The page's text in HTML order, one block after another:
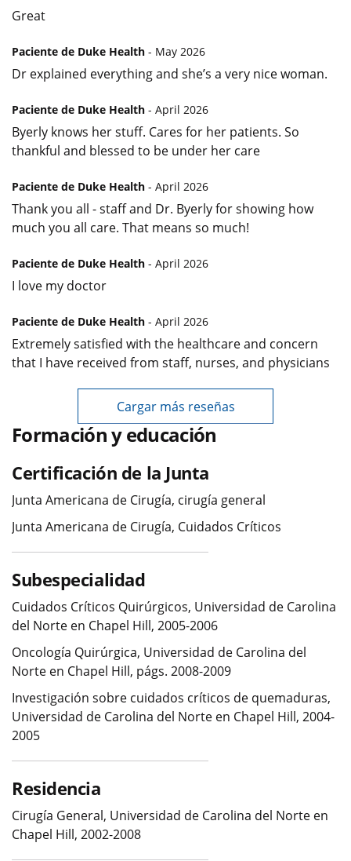
Great
Paciente de Duke Health - May 2026
Dr explained everything and she’s a very nice woman.
Paciente de Duke Health - April 2026
Byerly knows her stuff. Cares for her patients. So
thankful and blessed to be under her care
Paciente de Duke Health - April 2026
Thank you all - staff and Dr. Byerly for showing how
much you all care. That means so much!
Paciente de Duke Health - April 2026
I love my doctor
Paciente de Duke Health - April 2026
Extremely satisfied with the healthcare and concern
that I have received from staff, nurses, and physicians
Cargar más reseñas
Formación y educación
Certificación de la Junta
Junta Americana de Cirugía, cirugía general
Junta Americana de Cirugía, Cuidados Críticos
Subespecialidad
Cuidados Críticos Quirúrgicos, Universidad de Carolina
del Norte en Chapel Hill, 2005-2006
Oncología Quirúrgica, Universidad de Carolina del
Norte en Chapel Hill, págs. 2008-2009
Investigación sobre cuidados críticos de quemaduras,
Universidad de Carolina del Norte en Chapel Hill, 2004-
2005
Residencia
Cirugía General, Universidad de Carolina del Norte en
Chapel Hill, 2002-2008